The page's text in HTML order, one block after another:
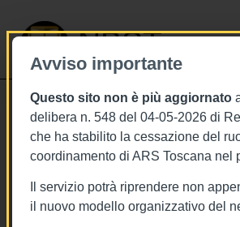
Avviso importante
Questo sito non è più aggiornato
delibera n. 548 del 04-05-2026 di
che ha stabilito la cessazione del
coordinamento di ARS Toscana nel
Il servizio potrà riprendere non
il nuovo modello organizzativo del
NBST
9/10/2019
Deliberazione n. 73 del
2019